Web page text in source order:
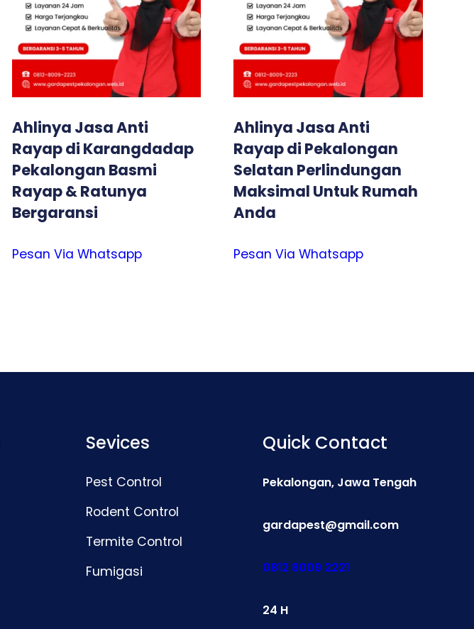
Ahlinya Jasa Anti
Rayap di Karangdadap
Pekalongan Basmi
Rayap & Ratunya
Bergaransi
Pesan Via Whatsapp
Ahlinya Jasa Anti
Rayap di Pekalongan
Selatan Perlindungan
Maksimal Untuk Rumah
Anda
Pesan Via Whatsapp
Sevices
Pest Control
Rodent Control
Termite Control
Fumigasi
Quick Contact
Pekalongan, Jawa Tengah
gardapest@gmail.com
0812 8009 2221
24 H